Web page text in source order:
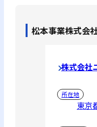
松本事業株式会
株式会社
所在地
東京